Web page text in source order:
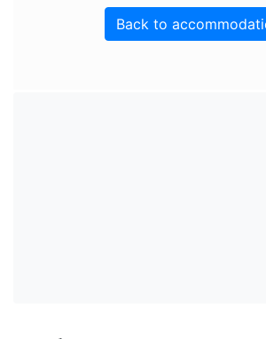
Back to